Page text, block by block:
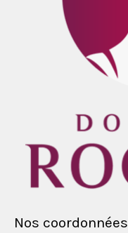
Nos coordonnées